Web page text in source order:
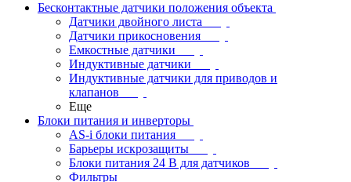
Бесконтактные датчики положения объекта
Датчики двойного листа
Датчики прикосновения
Емкостные датчики
Индуктивные датчики
Индуктивные датчики для приводов и
клапанов
Еще
Блоки питания и инверторы
AS-i блоки питания
Барьеры искрозащиты
Блоки питания 24 В для датчиков
Фильтры